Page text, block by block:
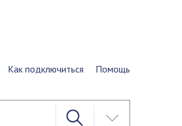
Как подключиться Помощь